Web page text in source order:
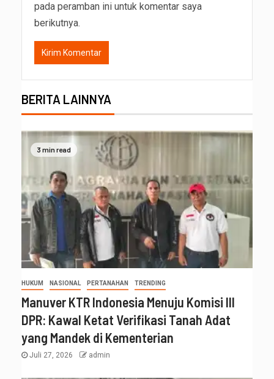
pada peramban ini untuk komentar saya
berikutnya.
BERITA LAINNYA
3 min read
HUKUM NASIONAL PERTANAHAN TRENDING
Manuver KTR Indonesia Menuju Komisi III
DPR: Kawal Ketat Verifikasi Tanah Adat
yang Mandek di Kementerian
Juli 27, 2026 admin